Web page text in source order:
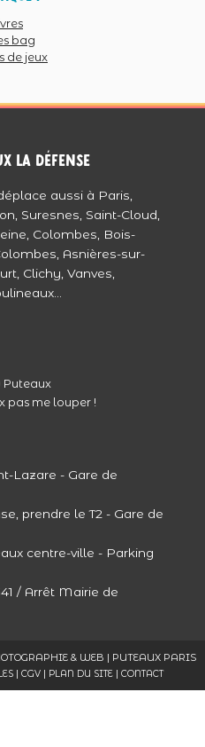
d’émotion……
inexplicable
plus belle qui soit
Répondre
la démarche de
certes, mais
bien fait. Grâce à
derniers sourire de
et de vie.
… Les larmes
pensée pour toi,
ce moment de
et je vois
ces photos.
bag
de jeux
La Défense
aussi à Paris,
Suresnes, Saint-Cloud,
Colombes, Bois-
Asnières-sur-
Clichy, Vanves,
Puteaux
pas me louper !
Lazare - Gare de
prendre le T2 - Gare de
centre-ville - Parking
/ Arrêt Mairie de
& WEB | PUTEAUX PARIS
| CGV | PLAN DU SITE | CONTACT